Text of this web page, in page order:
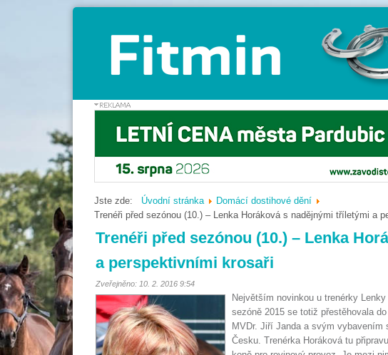
Jste zde: Úvodní stránka
Domácí dostihové dění
Trenéři před sezónou (10.) – Lenka Horáková s nadějnými tříletými a
Trenéři před sezónou (10.) – Lenka
a perspektivními krosaři
Zveřejněno: 10. 2. 2016 9:54
Největším novinkou u trenérky
sezóně 2015 se totiž přestěhovala
MVDr. Jiří Janda a svým
Česku. Trenérka Horáková tu